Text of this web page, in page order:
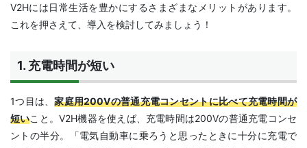
V2Hには日常生活を豊かにするさまざまなメリットがあります。
これを押さえて、導入を検討してみましょう！
1. 充電時間が短い
1つ目は、家庭用200Vの普通充電コンセントに比べて充電時間が
短いこと。V2H機器を使えば、充電時間は200Vの普通充電コンセ
ントの半分。「電気自動車に乗ろうと思ったときに十分に充電で